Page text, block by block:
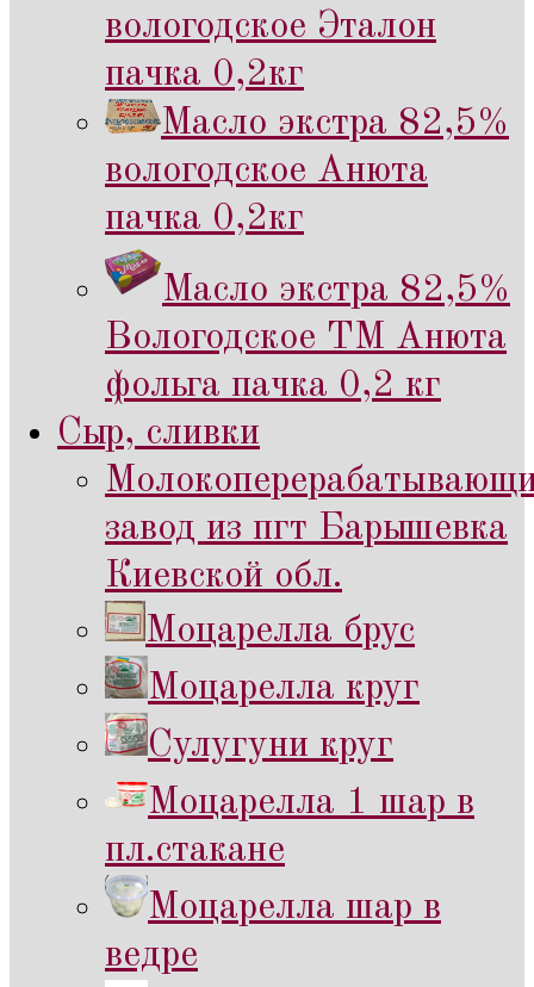
вологодское Эталон
пачка 0,2кг
Масло экстра 82,5%
вологодское Анюта
пачка 0,2кг
Масло экстра 82,5%
Вологодское ТМ Анюта
фольга пачка 0,2 кг
Сыр, сливки
завод из пгт Барышевка
Киевской обл.
Моцарелла брус
Моцарелла круг
Сулугуни круг
Моцарелла 1 шар в
пл.стакане
Моцарелла шар в
ведре